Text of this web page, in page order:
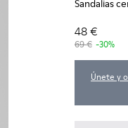
Sandalias
48 €
69 € -30%
Únete y